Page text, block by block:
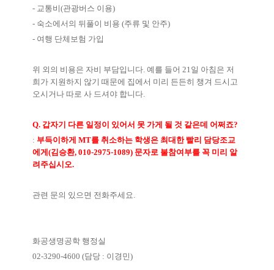
- 교통비(관광버스 이용)
- 숙소에서의 뒤풀이 비용 (주류 및 안주)
- 여행 단체보험 가입
위 외의 비용은 자비 부담입니다 예를 들어 21 일 아침은 저
희가 지원하지 않기 때문에 집에서 미리 든든히 챙겨 드시고
오시거나 따로 사 드셔야 합니다
Q. 갑자기 다른 일정이 있어서 못 가게 될 것 같은데 어쩌죠?
: 부득이하게 MT를 취소하는 학생은 최대한 빨리 담당조교
에게(김승환, 010-2975-1089) 문자로 불참여부를 꼭 미리 알
려주십시오.
관련 문의 있으면 전화주세요
화공생명공학 행정실
02-3290-4600 (담당 : 이경민)